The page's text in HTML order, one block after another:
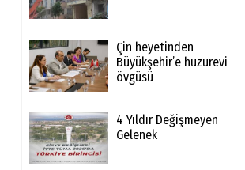
Çin heyetinden
Büyükşehir’e huzurevi
övgüsü
4 Yıldır Değişmeyen
Gelenek